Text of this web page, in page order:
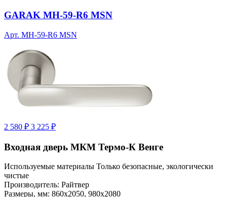
GARAK MH-59-R6 MSN
Арт. MH-59-R6 MSN
2 580 ₽ 3 225 ₽
Входная дверь МКМ Термо-К Венге
Используемые материалы Только безопасные, экологически
чистые
Производитель: Райтвер
Размеры, мм: 860х2050, 980х2080